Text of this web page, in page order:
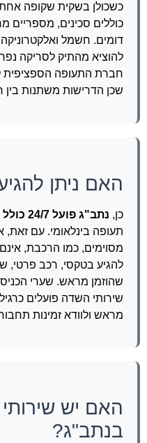
כוללים סכינים, מספריים
דומים. חשמל
להוציא מהתיק לסריקה
חברת התעופה הספציפית
שכן הדרישות משתנות בין
האם ניתן
כן, נתב"ג פועל 24/7 כולל שבת וחגים
תעופה בינלאומי. עם זאת,
מסוימים, כמו הרכבת,
להגיע בטקסי, רכב פרטי,
שהוזמן מראש. שערי
שירותי השדה פועלים
מראש ולוודא זמינות
בנתב"ג?